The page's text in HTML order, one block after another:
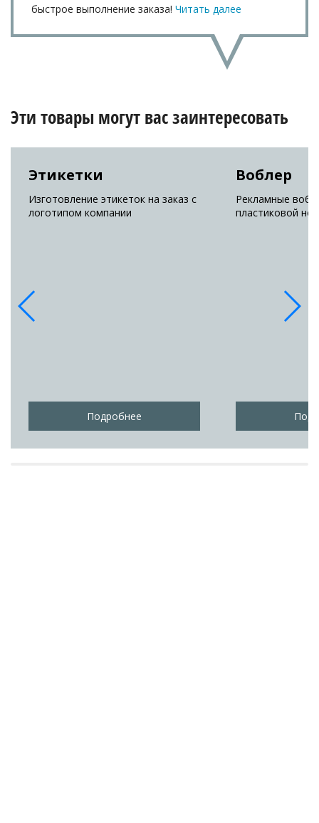
быстрое выполнение заказа! Читать далее
Эти товары могут вас заинтересовать
Этикетки
Изготовление этикеток на заказ с
логотипом компании
Подробнее
Воблер
Рекламные
пластиковой